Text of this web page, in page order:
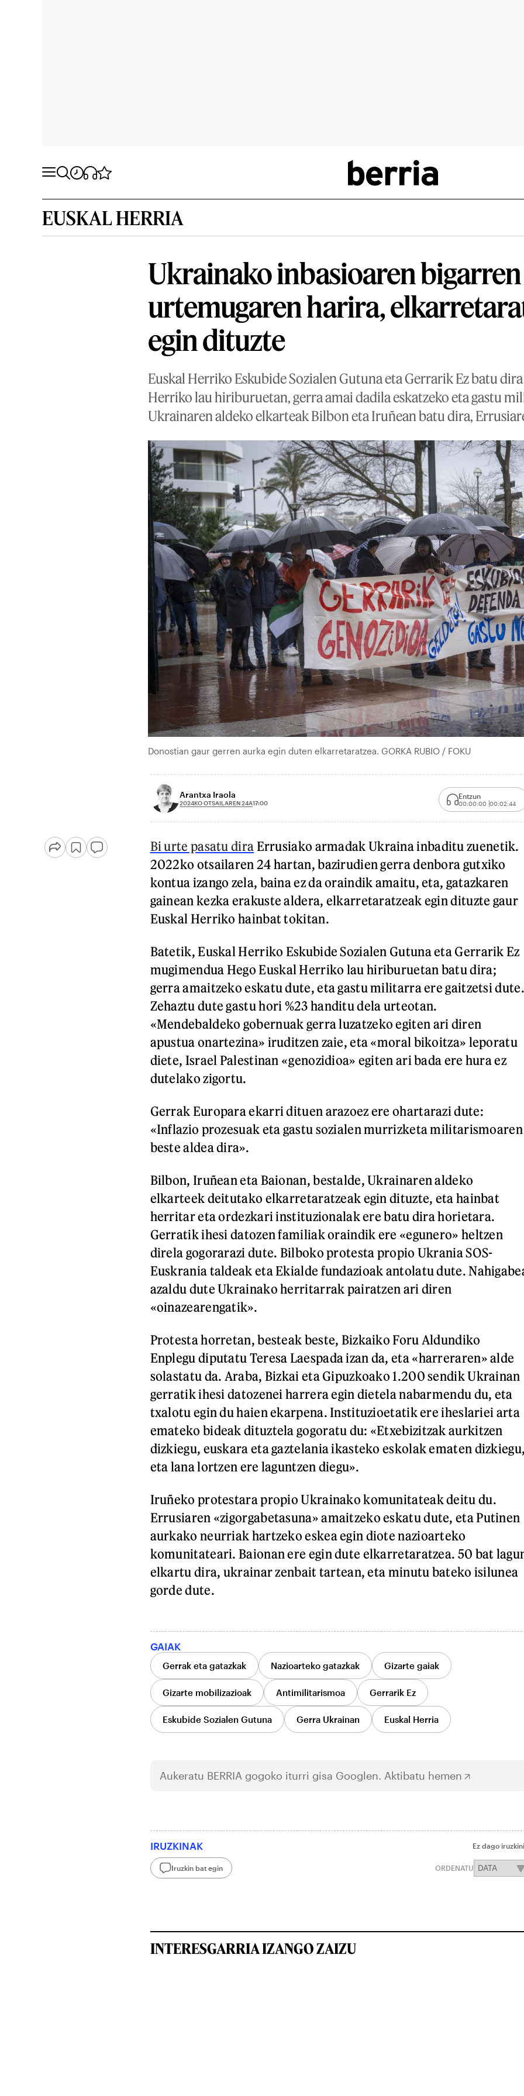
EUSKAL HERRIA
Ukrainako inbasioaren bigarren
urtemugaren harira,
egin dituzte
Euskal Herriko Eskubide Sozialen Gutuna eta Gerrarik Ez batu
Herriko lau hiriburuetan, gerra amai dadila eskatzeko eta gastu
Ukrainaren aldeko elkarteak Bilbon eta Iruñean batu dira,
Donostian gaur gerren aurka egin duten elkarretaratzea. GORKA RUBIO / FOKU
Arantxa Iraola
2024KO OTSAILAREN 24A17:00
Entzun
00:00:00 00:02:44
Bi urte pasatu dira Errusiako armadak Ukraina inbaditu zuenetik.
2022ko otsailaren 24 hartan, bazirudien gerra denbora gutxiko
kontua izango zela, baina ez da oraindik amaitu, eta, gatazkaren
gainean kezka erakuste aldera, elkarretaratzeak egin dituzte gaur
Euskal Herriko hainbat tokitan.
Batetik, Euskal Herriko Eskubide Sozialen Gutuna eta Gerrarik Ez
mugimendua Hego Euskal Herriko lau hiriburuetan batu dira;
gerra amaitzeko eskatu dute, eta gastu militarra ere gaitzetsi dute.
Zehaztu dute gastu hori %23 handitu dela urteotan.
«Mendebaldeko gobernuak gerra luzatzeko egiten ari diren
apustua onartezina» iruditzen zaie, eta «moral bikoitza» leporatu
diete, Israel Palestinan «genozidioa» egiten ari bada ere hura ez
dutelako zigortu.
Gerrak Europara ekarri dituen arazoez ere ohartarazi dute:
«Inflazio prozesuak eta gastu sozialen murrizketa militarismoaren
beste aldea dira».
Bilbon, Iruñean eta Baionan, bestalde, Ukrainaren aldeko
elkarteek deitutako elkarretaratzeak egin dituzte, eta hainbat
herritar eta ordezkari instituzionalak ere batu dira horietara.
Gerratik ihesi datozen familiak oraindik ere «egunero» heltzen
direla gogorarazi dute. Bilboko protesta propio Ukrania SOS-
Euskrania taldeak eta Ekialde fundazioak antolatu dute.
azaldu dute Ukrainako herritarrak pairatzen ari diren
«oinazearengatik».
Protesta horretan, besteak beste, Bizkaiko Foru Aldundiko
Enplegu diputatu Teresa Laespada izan da, eta «harreraren» alde
solastatu da. Araba, Bizkai eta Gipuzkoako 1.200 sendik Ukrainan
gerratik ihesi datozenei harrera egin dietela nabarmendu du, eta
txalotu egin du haien ekarpena. Instituzioetatik ere iheslariei arta
emateko bideak dituztela gogoratu du: «Etxebizitzak aurkitzen
dizkiegu, euskara eta gaztelania ikasteko eskolak ematen
eta lana lortzen ere laguntzen diegu».
Iruñeko protestara propio Ukrainako komunitateak deitu du.
Errusiaren «zigorgabetasuna» amaitzeko eskatu dute, eta Putinen
aurkako neurriak hartzeko eskea egin diote nazioarteko
komunitateari. Baionan ere egin dute elkarretaratzea. 50 bat
elkartu dira, ukrainar zenbait tartean, eta minutu bateko isilunea
gorde dute.
GAIAK
Gerrak eta gatazkak Nazioarteko gatazkak Gizarte gaiak
Gizarte mobilizazioak Antimilitarismoa Gerrarik Ez
Eskubide Sozialen Gutuna Gerra Ukrainan Euskal Herria
Aukeratu BERRIA gogoko iturri gisa Googlen. Aktibatu hemen
IRUZKINAK Ez dago
Iruzkin bat egin ORDENATU
INTERESGARRIA IZANGO ZAIZU